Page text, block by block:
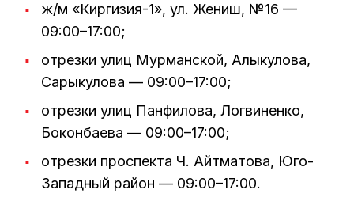
ж/м «Киргизия-1», ул. Жениш, №16 —
09:00–17:00;
отрезки улиц Мурманской, Алыкулова,
Сарыкулова — 09:00–17:00;
отрезки улиц Панфилова, Логвиненко,
Боконбаева — 09:00–17:00;
отрезки проспекта Ч. Айтматова, Юго-
Западный район — 09:00–17:00.